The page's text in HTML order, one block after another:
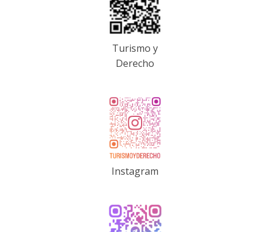
Turismo y
Derecho
Instagram